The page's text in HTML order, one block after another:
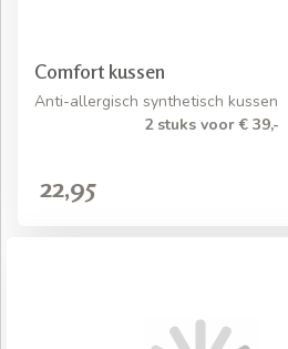
Comfort kussen
Anti-allergisch synthetisch kussen
2 stuks voor € 39,-
22,95